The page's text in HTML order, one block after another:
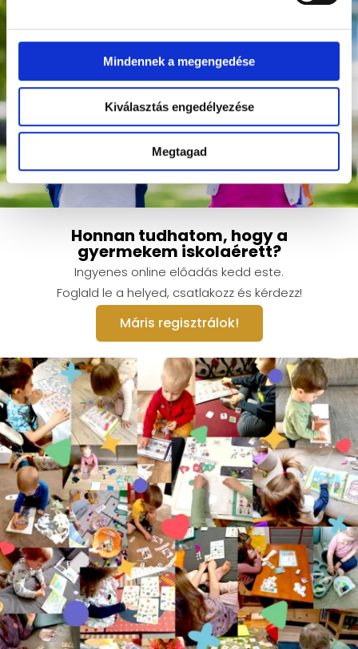
Mindennek a megengedése
Kiválasztás engedélyezése
Megtagad
Honnan tudhatom, hogy a
gyermekem iskolaérett?
Ingyenes online előadás kedd este.
Foglald le a helyed, csatlakozz és kérdezz!
Máris regisztrálok!